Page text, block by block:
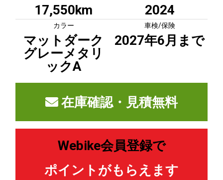
17,550km 2024
カラー 車検/保険
マットダーク
グレーメタリ
ックA
2027年6月まで
在庫確認・見積無料
Webike会員登録で
ポイントがもらえます